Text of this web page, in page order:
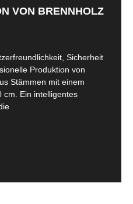
VON BRENNHOLZ
Sicherheit
Produktion von
Stämmen mit einem
cm. Ein intelligentes